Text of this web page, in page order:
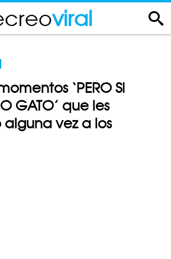
viral
‘PERO SI
GATO’ que les
vez a los